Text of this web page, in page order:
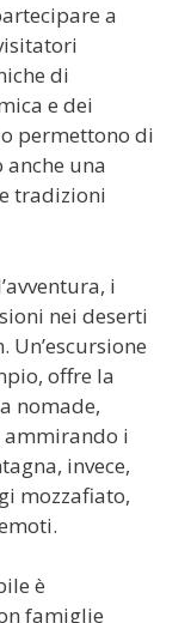
a
di
e dei
permettono di
una
tradizioni
i
nei deserti
Un’escursione
offre la
nomade,
i
invece,
mozzafiato,
è
famiglie